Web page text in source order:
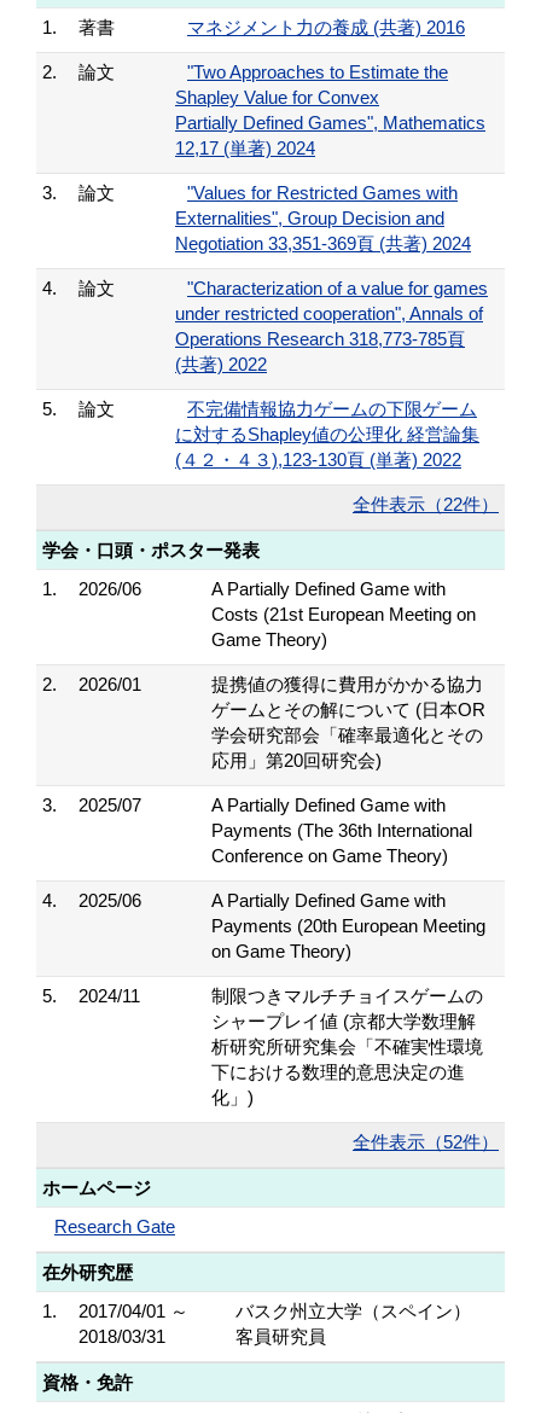
1.
著書 マネジメント力の養成 (共著) 2016
2. 論文
"Two Approaches to Estimate the
Shapley Value for Convex
Partially Defined Games", Mathematics
12,17 (単著) 2024
3. 論文
"Values for Restricted Games with
Externalities", Group Decision and
Negotiation 33,351-369頁 (共著) 2024
4. 論文
"Characterization of a value for games
under restricted cooperation", Annals of
Operations Research 318,773-785頁
(共著) 2022
5. 論文
不完備情報協力ゲームの下限ゲーム
に対するShapley値の公理化 経営論集
(４２・４３),123-130頁 (単著) 2022
全件表示（22件）
学会・口頭・ポスター発表
1.
2026/06
A Partially Defined Game with
Costs (21st European Meeting on
Game Theory)
2. 2026/01
提携値の獲得に費用がかかる協力
ゲームとその解について (日本OR
学会研究部会「確率最適化とその
応用」第20回研究会)
3. 2025/07
A Partially Defined Game with
Payments (The 36th International
Conference on Game Theory)
4. 2025/06
A Partially Defined Game with
Payments (20th European Meeting
on Game Theory)
5. 2024/11
制限つきマルチチョイスゲームの
シャープレイ値 (京都大学数理解
析研究所研究集会「不確実性環境
下における数理的意思決定の進
化」)
全件表示（52件）
ホームページ
Research Gate
在外研究歴
1.
2017/04/01 ～
2018/03/31
バスク州立大学（スペイン）
客員研究員
資格・免許